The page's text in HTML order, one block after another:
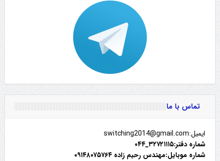
تماس با ما
ایمیل:switching2014@gmail.com
شماره دفتر:۳۲۷۲۱۱۱۵_۰۴۴
شماره موبایل:مهندس رحیم زاده ۰۹۱۴۸۰۷۵۷۶۴